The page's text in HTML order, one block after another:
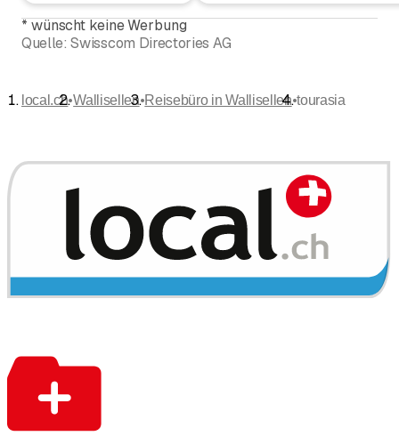
*wünscht keine Werbung
Quelle: Swisscom Directories AG
local.ch•Wallisellen•Reisebüro in Wallisellen•tourasia